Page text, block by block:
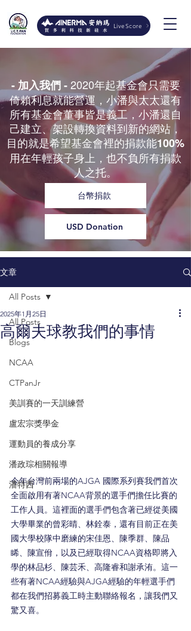
LiveScore
- 加入我們 -2020年起基金會只需要
倚賴利息就能營運，小潘與太太還有
所有基金會董事皆是義工，小潘還自
己建立、架設轉換資料到新的網站，
目的就是希望基金會裡的捐款能100%
用在年輕孩子身上，也不負所有捐款
人之托。
台幣捐款
USD Donation
文章
All Posts
Blogs
NCAA
CTPanJr
美訓賽的一天訓練營
盧宏宗獎學金
運動員的養成分享
潘政琮相關報導
潘特西
All Posts
高爾夫球教我們的事情
2025年1月25日
今年台灣前兩場的AJGA 國際系列賽我們首次
全面啟用有著NCAA背景的選手們擔任比賽的
工作人員。這裡面的選手們包含著已經從美國
大學畢業的曾彩晴、林銓泰，還有目前正在美
國大學校隊中磨練的宋佳恩、陳季群、陳品
睎、陳宣佾，以及已經取得NCAA資格即將入
學的林品杉、陳芸禾、高隆睿和謝承洧。這一
些有著NCAA經驗與AJGA經驗的年輕選手們
都在我們招募義工時主動聯絡報名，讓我們又
驚又喜。